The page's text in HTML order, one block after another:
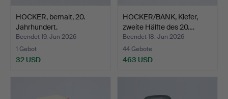
HOCKER, bemalt, 20.
Jahrhundert.
Beendet 19. Jun 2026
1 Gebot
32 USD
HOCKER/BANK, Kiefer,
zweite Hälfte des 20.…
Beendet 18. Jun 2026
44 Gebote
463 USD